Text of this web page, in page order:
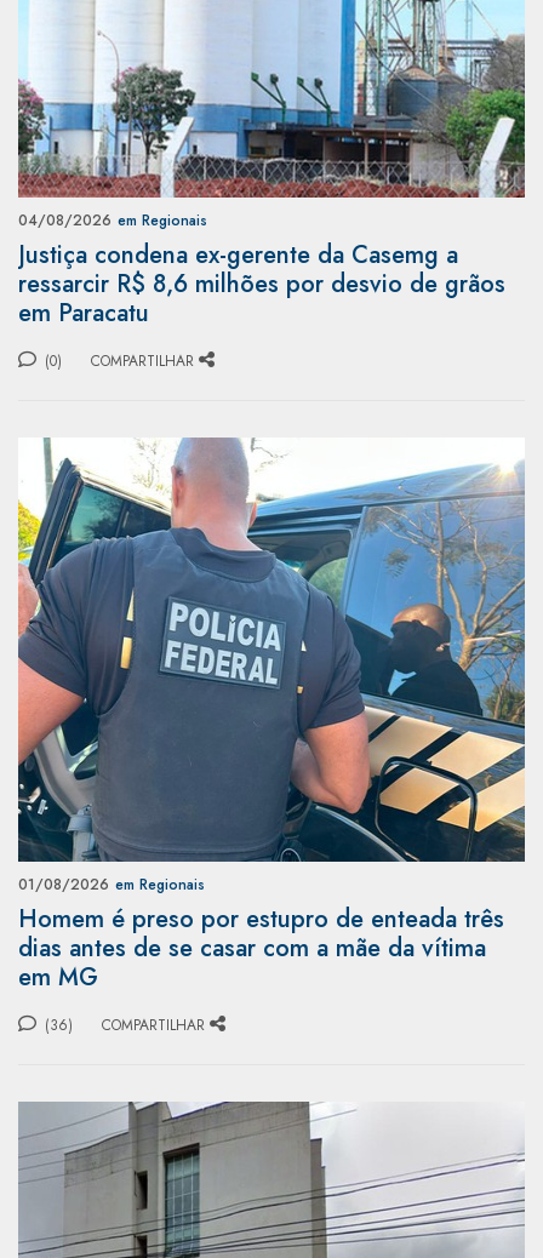
04/08/2026 em Regionais
Justiça condena ex-gerente da Casemg a
ressarcir R$ 8,6 milhões por desvio de grãos
em Paracatu
(0) COMPARTILHAR
01/08/2026 em Regionais
Homem é preso por estupro de enteada três
dias antes de se casar com a mãe da vítima
em MG
(36) COMPARTILHAR